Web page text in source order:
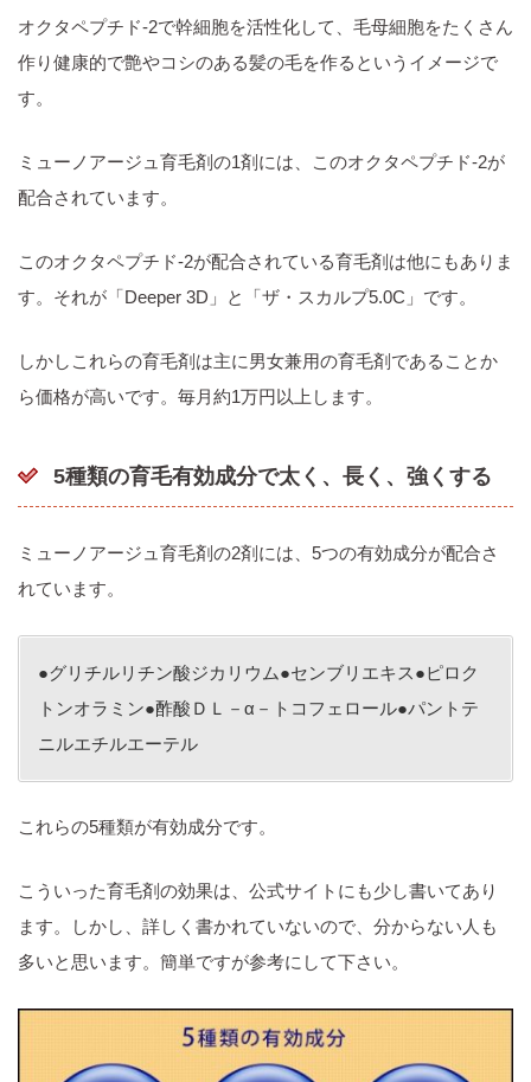
オクタペプチド-2で幹細胞を活性化して、毛母細胞をたくさん
作り健康的で艶やコシのある髪の毛を作るというイメージで
す。
ミューノアージュ育毛剤の1剤には、このオクタペプチド-2が
配合されています。
このオクタペプチド-2が配合されている育毛剤は他にもありま
す。それが「Deeper 3D」と「ザ・スカルプ5.0C」です。
しかしこれらの育毛剤は主に男女兼用の育毛剤であることか
ら価格が高いです。毎月約1万円以上します。
5種類の育毛有効成分で太く、長く、強くする
ミューノアージュ育毛剤の2剤には、5つの有効成分が配合さ
れています。
●グリチルリチン酸ジカリウム●センブリエキス●ピロク
トンオラミン●酢酸ＤＬ－α－トコフェロール●パントテ
ニルエチルエーテル
これらの5種類が有効成分です。
こういった育毛剤の効果は、公式サイトにも少し書いてあり
ます。しかし、詳しく書かれていないので、分からない人も
多いと思います。簡単ですが参考にして下さい。